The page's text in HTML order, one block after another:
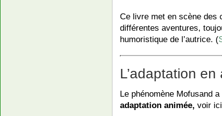
Ce livre met en scène des
différentes aventures,
humoristique de l’autrice. (
L’adaptation en
Le phénomène Mofusand
adaptation animée, voir